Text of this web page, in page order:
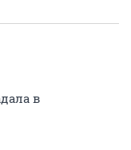
в